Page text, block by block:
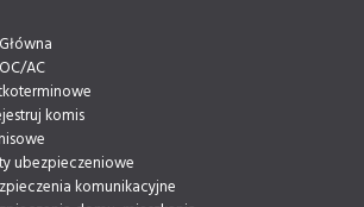
AC
komis
ubezpieczeniowe
komunikacyjne